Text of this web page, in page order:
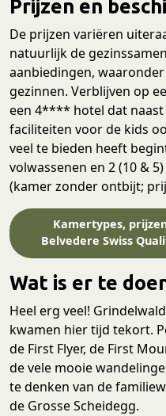
Prijzen en
De prijzen variëren
natuurlijk de
aanbiedingen,
gezinnen. Verblijven op
een 4**** hotel dat naast
faciliteiten voor de kids
veel te bieden heeft
volwassenen en 2 (10 &
(kamer zonder ontbijt;
Kamertypes,
Belvedere Swiss
Wat is er te
Heel erg veel!
kwamen hier tijd tekort.
de First Flyer, de First
de vele mooie
te denken van de
de Grosse Scheidegg.